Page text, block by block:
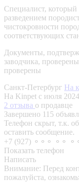
Специалист, который
разведением
чистокровности
соответствующих
Документы,
заводчика,
проверены
Санкт-Петербург На
На Kinpet c июля 2024
2 отзыва о продавце
Завершено 115
Телефон скрыт, т.к.
оставить сообщение.
+7 (927) ⚬⚬⚬ ⚬⚬
Показать телефон
Написать
Внимание: Перед
пожалуйста,